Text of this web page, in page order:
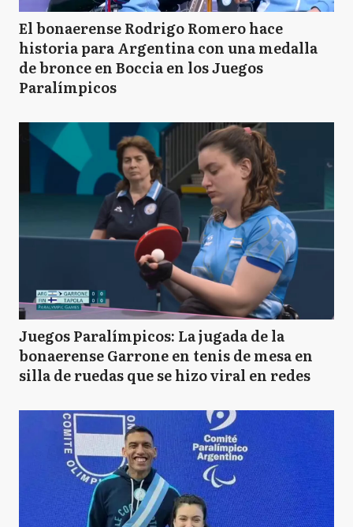
El bonaerense Rodrigo Romero hace
historia para Argentina con una medalla
de bronce en Boccia en los Juegos
Paralímpicos
Juegos Paralímpicos: La jugada de la
bonaerense Garrone en tenis de mesa en
silla de ruedas que se hizo viral en redes